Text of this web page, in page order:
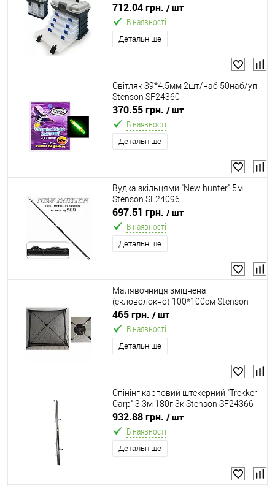
712.04 грн. / шт
В наявності
Детальніше
Світляк 39*4.5мм 2шт/наб 50наб/уп
Stenson SF24360
370.55 грн. / шт
В наявності
Детальніше
Вудка зкільцями "New hunter" 5м
Stenson SF24096
697.51 грн. / шт
В наявності
Детальніше
Малявочниця зміцнена
(скловолокно) 100*100см Stenson
SF24055
465 грн. / шт
В наявності
Детальніше
Спінінг карповий штекерний "Trekker
Carp" 3.3м 180г 3к Stenson SF24366-
3.3
932.88 грн. / шт
В наявності
Детальніше